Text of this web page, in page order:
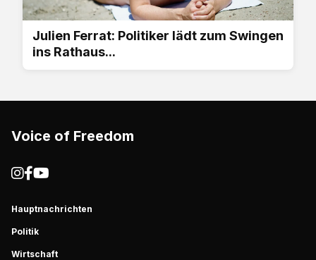
Julien Ferrat: Politiker lädt zum Swingen
ins Rathaus...
Voice of Freedom
Hauptnachrichten
Politik
Wirtschaft